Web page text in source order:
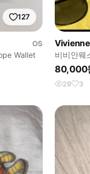
127
OS
Wallet
비비안웨
스
80,000
29 3